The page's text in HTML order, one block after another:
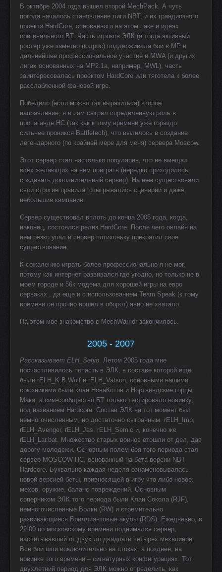
В октябре 2004 года вышел второй MechPack. А чуть
погодя началось становление лиги NBT, и их грандиозного
проекта HardCore, основанного на этом паке и идеях
оригинального BT. Часть игроков ЭЛК (а тогда активный
ростер уже заметно подрос) поддерживала бои в MP и
дальнейшее профессиональное участие в MWA (и других
лигах основанных на MP2.1a, например, MWL), часть
заинтересовалась проектом HardCore или тяготела к более
расслабленной фановой игре.
Победило (если можно так выразиться) второе
направление, я и сам сыграл определенную роль в
пропаганде HC (так как к тому времени уже гораздо
сильнее проникся Battletech), что вылилось в создание
легендарного (по крайней мере для меня) сервера Moscow.
Этот сервер стал настолько популярен, что не вмещал
всех желающих на нем поиграть (нередко приходилось
создавать дополнительный сервер). На нем существовали
свои строгие правила, отыгрывались сценарии и даже
небольшие кампании.
Сервер существовал вплоть до конца 2005 года, когда,
наконец, состоялся релиз HardCore. После чего онлайн на
нем резко упал и сервер потихоньку прекратил свое
существование.
К сожалению играть более профессионально я не мог,
потому как интернет развивался где угодно, но только не в
моем городе и 56к модема для хорошей игры на евро
серваках , да еще и с использованием Team Speak (к тому
времени он прочно вошел в оборот) явно не хватало.
На этом мое знакомство с MechWarrior закончилось.
2005 - 2007
Рассказывает ELH_Serjio. Летом 2005 года мне
посчастливилось попасть в ЭЛК, в составе которой еще
были rELH_K.B.Wolf и rELH_Vatson, основными нашими
союзниками были клан НоваКотов и Нортвиндские горцы
Мака, а сим-сообщество БТ только тестировало новинку,
под названием Hardcore. Состав ЭЛК на тот момент был
немногочисленным, но достаточно сыгранным. rELH_Imp,
rELH_Avenger, rELH_Jas, rELH_Semic и, конечно же
rELH_Lar.bat. Множество старых воинов отошли от дел, дав
дорогу молодежи. Основным полем боя того периода стал
сервер MOSCOW HC, основанный на бета-версии NBT
Hardcore. Буквально каждая неделя ознаменовывалась
новой версией беты, привносящей в игру что-либо новое:
мехов, оружие, баланс повреждений. Основным
соперником ЭЛК того периода были Клан Сокола (RJF),
немногочисленные Волки (RW) и стремительно
развивающиеся Бриллиантовые акулы (RDS). Ежедневно, в
22.00 по московскому времени поднимался сервер,
насчитывавший от двух до двадцати четырех мехвоинов.
Все бои шли исключительно на стоках, а позднее, на
новинке того времени – сигнатурных конфигурациях. Тот
двухлетний период для ЭЛК можно определить, как